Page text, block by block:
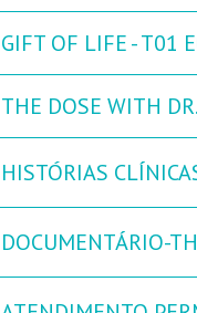
GIFT OF LIFE - T01
THE DOSE WITH
HISTÓRIAS
DOCUMENTÁRIO-